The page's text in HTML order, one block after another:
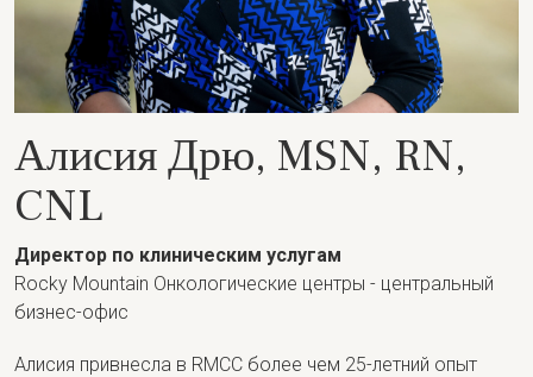
Алисия Дрю, MSN, RN,
CNL
Директор по клиническим услугам
Rocky Mountain Онкологические центры - центральный
бизнес-офис
Алисия привнесла в RMCC более чем 25-летний опыт